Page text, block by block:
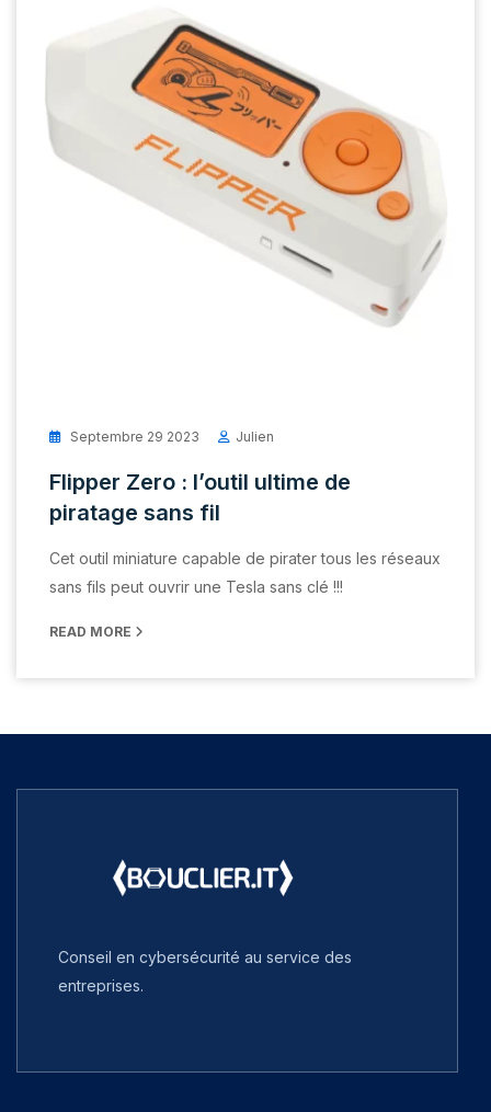
Septembre 29 2023 Julien
Flipper Zero : l’outil ultime de
piratage sans fil
Cet outil miniature capable de pirater tous les réseaux
sans fils peut ouvrir une Tesla sans clé !!!
READ MORE
Conseil en cybersécurité au service des
entreprises.